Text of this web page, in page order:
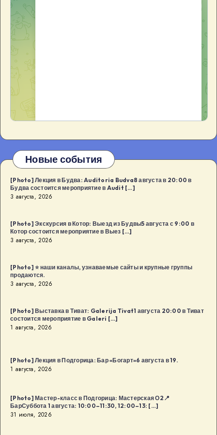
Новые события
[Photo] Лекция в Будва: Auditoria Budva8 августа в 20:00 в
Будва состоится мероприятие в Audit […]
3 августа, 2026
[Photo] Экскурсия в Котор: Выезд из Будвы5 августа с 9:00 в
Котор состоится мероприятие в Выез […]
3 августа, 2026
[Photo] ⭐️ наши каналы, узнаваемые сайты и крупные группы
продаются.
3 августа, 2026
[Photo] Выставка в Тиват: Galerija Tivat1 августа 20:00 в Тиват
состоится мероприятие в Galeri […]
1 августа, 2026
[Photo] Лекция в Подгорица: Бар «Богарт»6 августа в 19.
1 августа, 2026
[Photo] Мастер-класс в Подгорица: Мастерская О2📍
БарСуббота 1 августа: 10:00–11:30, 12:00–13: […]
31 июля, 2026